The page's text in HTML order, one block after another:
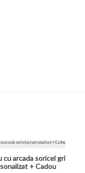
cu arcada soricel gri
+ Cadou